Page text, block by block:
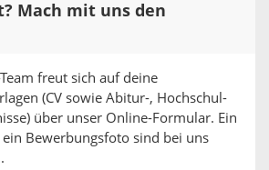
Mach mit uns den
freut sich auf deine
(CV sowie Abitur-, Hochschul-
über unser Online-Formular. Ein
Bewerbungsfoto sind bei uns